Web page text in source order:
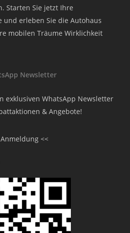
Starten Sie jetzt Ihre
erleben Sie die Autohaus
mobilen Träume Wirklichkeit
Newsletter
exklusiven WhatsApp Newsletter
& Angebote!
<<